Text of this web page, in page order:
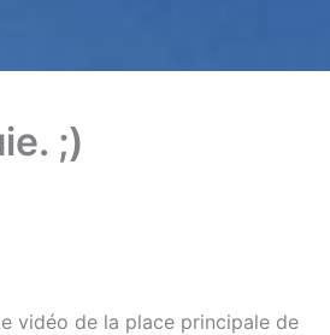
;)
vidéo de la place principale de